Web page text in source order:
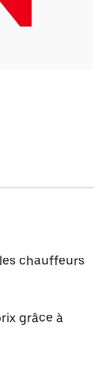
chauffeurs
grâce à